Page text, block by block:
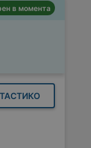
в момента